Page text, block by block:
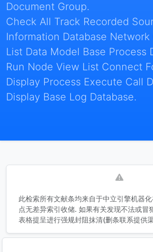
Document Group.
Check All Track Recorded
Information Database
List Data Model Base Process
Run Node View List Connect
Display Process Execute Call
Display Base Log Database.
此检索所有文献条均来自于中立引擎机器
点无差异索引收储. 如果有关发现不法或冒
表格提呈进行强规封阻抹清(删条联系提供